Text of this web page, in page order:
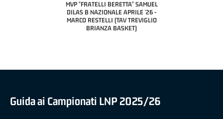
MVP "FRATELLI BERETTA" SAMUEL
DILAS B NAZIONALE APRILE '26 -
MARCO RESTELLI (TAV TREVIGLIO
BRIANZA BASKET)
Guida ai Campionati LNP 2025/26